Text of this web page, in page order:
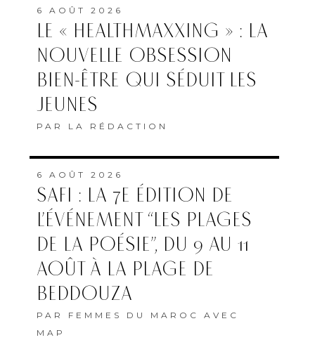
6 AOÛT 2026
LE « HEALTHMAXXING » : LA
NOUVELLE OBSESSION
BIEN-ÊTRE QUI SÉDUIT LES
JEUNES
PAR LA RÉDACTION
6 AOÛT 2026
SAFI : LA 7E ÉDITION DE
L’ÉVÉNEMENT “LES PLAGES
DE LA POÉSIE”, DU 9 AU 11
AOÛT À LA PLAGE DE
BEDDOUZA
PAR FEMMES DU MAROC AVEC
MAP